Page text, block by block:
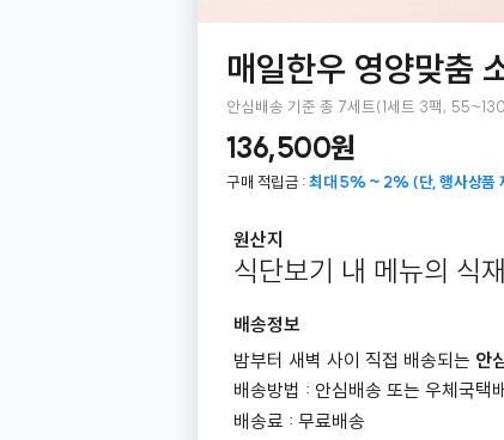
매일한우 영양맞춤
안심배송 기준 총 7세트(1세트 3팩,
136,500원
구매 적립금 :최대 5% ~ 2% (단, 행사상품
원산지
식단보기 내 메뉴의 식
배송정보
밤부터 새벽 사이 직접 배송되는 안
배송방법 : 안심배송 또는 우체국택
배송료 : 무료배송